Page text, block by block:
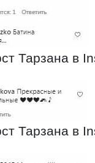
Тарзана в
Тарзана в